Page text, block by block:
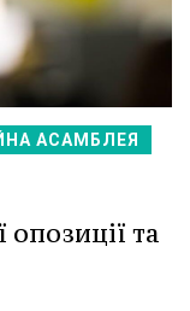
АСАМБЛЕЯ
опозиції та